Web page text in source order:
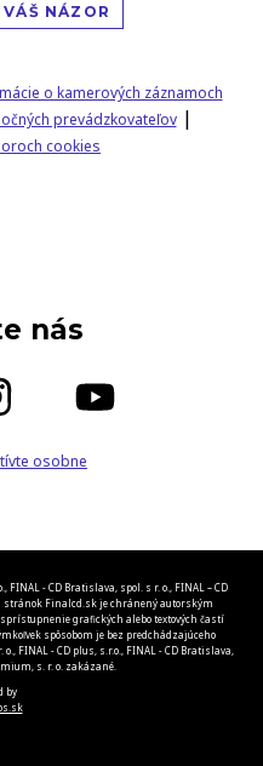
NÁZOR
o kamerových záznamoch
prevádzkovateľov|
cookies
nás
osobne
FINAL - CD Bratislava, spol. s r. o., FINAL – CD
stránok Finalcd.sk je chránený autorským
grafických alebo textových častí
spôsobom je bez predchádzajúceho
FINAL - CD plus, s.r.o., FINAL - CD Bratislava,
s. r. o. zakázané.
by